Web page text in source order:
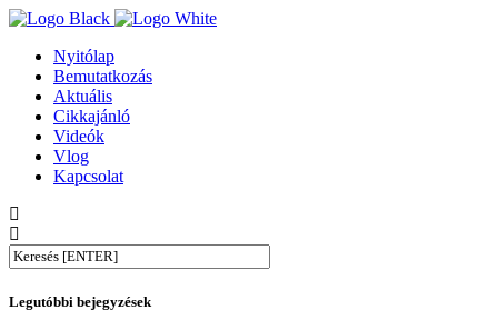
Nyitólap
Bemutatkozás
Aktuális
Cikkajánló
Videók
Vlog
Kapcsolat
Legutóbbi bejegyzések